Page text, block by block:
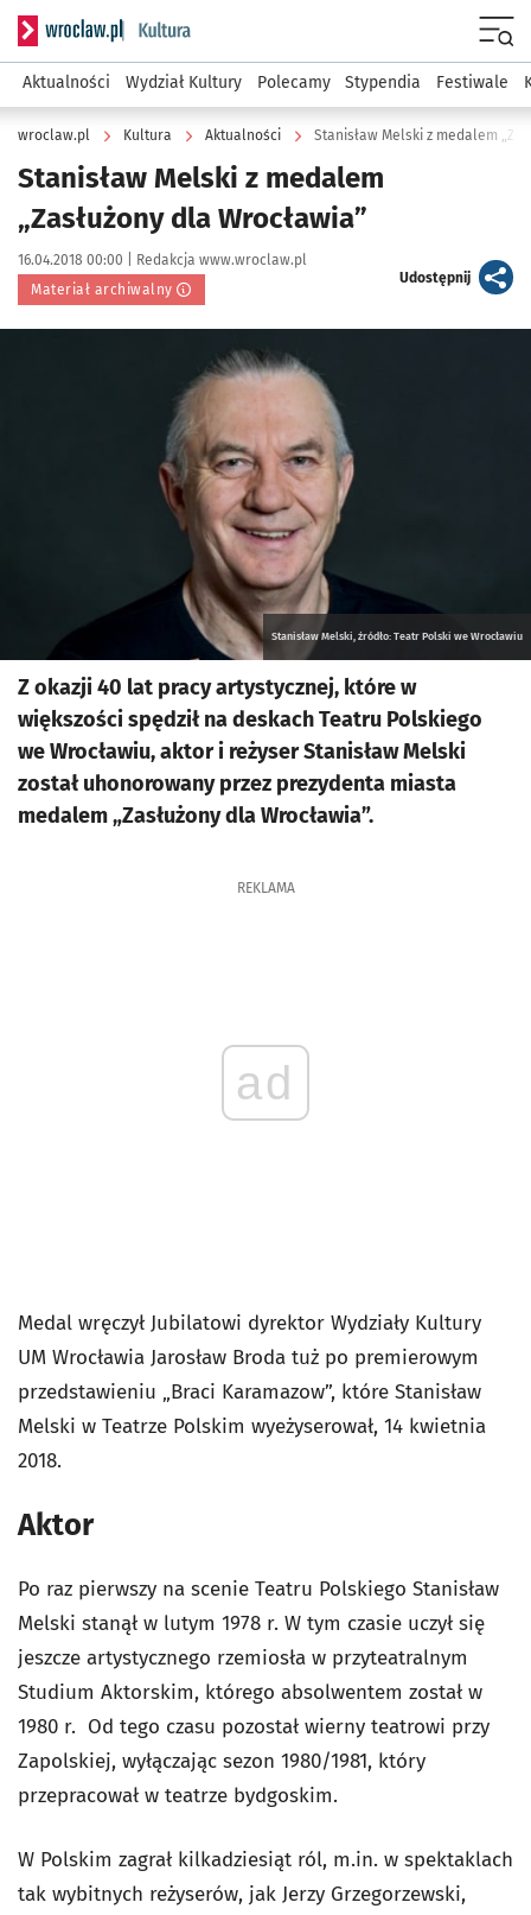
Serwis informacyjny wroclaw.pl podserwis: Kultura
Aktualności Wydział Kultury Polecamy Stypendia Festiwale
wroclaw.pl Kultura Aktualności Stanisław Melski z medalem
Stanisław Melski z medalem
„Zasłużony dla Wrocławia”
Data publikacji:
16.04.2018 00:00 | Autor:
Redakcja www.wroclaw.pl
Materiał archiwalny
Udostępnijartykuł
Stanisław Melski, źródło: Teatr Polski we Wrocławiu
Z okazji 40 lat pracy artystycznej, które w
większości spędził na deskach Teatru Polskiego
we Wrocławiu, aktor i reżyser Stanisław Melski
został uhonorowany przez prezydenta miasta
medalem „Zasłużony dla Wrocławia”.
REKLAMA
ad
Medal wręczył Jubilatowi dyrektor Wydziały Kultury
UM Wrocławia Jarosław Broda tuż po premierowym
przedstawieniu „Braci Karamazow”, które Stanisław
Melski w Teatrze Polskim wyeżyserował, 14 kwietnia
2018.
Aktor
Po raz pierwszy na scenie Teatru Polskiego Stanisław
Melski stanął w lutym 1978 r. W tym czasie uczył się
jeszcze artystycznego rzemiosła w przyteatralnym
Studium Aktorskim, którego absolwentem został w
1980 r. Od tego czasu pozostał wierny teatrowi przy
Zapolskiej, wyłączając sezon 1980/1981, który
przepracował w teatrze bydgoskim.
W Polskim zagrał kilkadziesiąt ról, m.in. w spektaklach
tak wybitnych reżyserów, jak Jerzy Grzegorzewski,